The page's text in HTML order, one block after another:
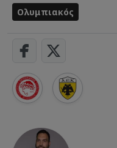
Ολυμπιακός